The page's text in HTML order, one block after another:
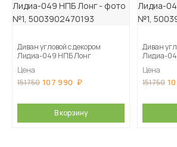
Диван угловой с декором
Лидиа-049 НПБ Лонг
Цена
151 750 107 990
В корзину
Диван
Лидиа-
Цена
151 750